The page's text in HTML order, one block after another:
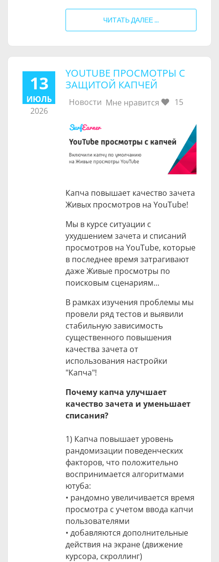
ЧИТАТЬ ДАЛЕЕ ...
13
ИЮЛЬ
2026
YOUTUBE ПРОСМОТРЫ С
ЗАЩИТОЙ КАПЧЕЙ
Новости Мне нравится 15
Капча повышает качество зачета
Живых просмотров на YouTube!
Мы в курсе ситуации с
ухудшением зачета и списаний
просмотров на YouTube, которые
в последнее время затрагивают
даже Живые просмотры по
поисковым сценариям...
В рамках изучения проблемы мы
провели ряд тестов и выявили
стабильную зависимость
существенного повышения
качества зачета от
использования настройки
"Капча"!
Почему капча улучшает
качество зачета и уменьшает
списания?
1) Капча повышает уровень
рандомизации поведенческих
факторов, что положительно
воспринимается алгоритмами
ютуба:
• рандомно увеличивается время
просмотра с учетом ввода капчи
пользователями
• добавляются дополнительные
действия на экране (движение
курсора, скроллинг)